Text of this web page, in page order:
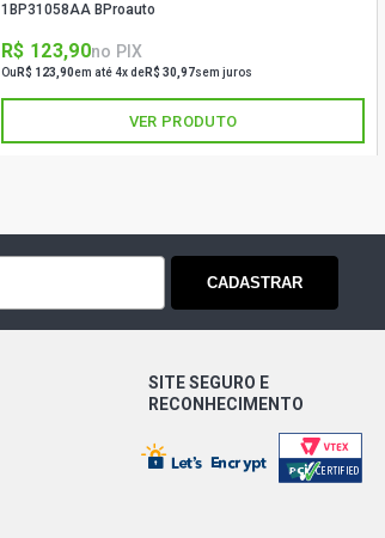
1BP31058AA BProauto
R$ 123,90no PIX
Ou R$ 123,90em até 4x deR$ 30,97sem juros
VER PRODUTO
CADASTRAR
SITE SEGURO E
RECONHECIMENTO